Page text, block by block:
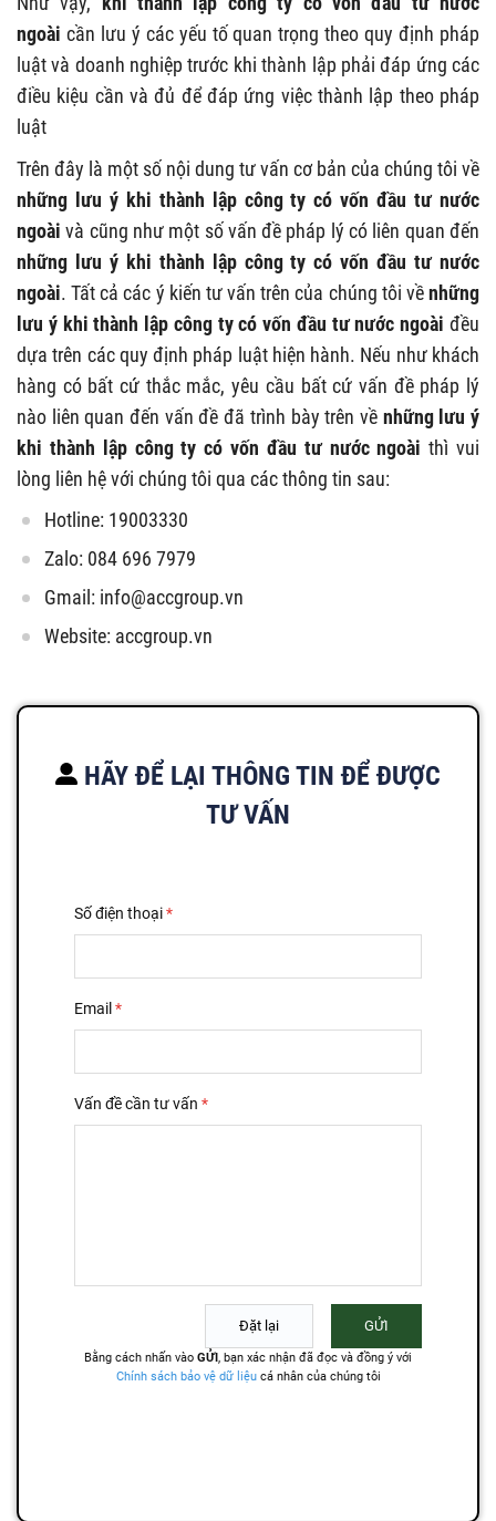
ngoài cần lưu ý các yếu tố quan trọng theo quy định pháp
luật và doanh nghiệp trước khi thành lập phải đáp ứng các
điều kiệu cần và đủ để đáp ứng việc thành lập theo pháp
luật
Trên đây là một số nội dung tư vấn cơ bản của chúng tôi về
những lưu ý khi thành lập công ty có vốn đầu tư nước
ngoài và cũng như một số vấn đề pháp lý có liên quan đến
những lưu ý khi thành lập công ty có vốn đầu tư nước
ngoài. Tất cả các ý kiến tư vấn trên của chúng tôi vềnhững
lưu ý khi thành lập công ty có vốn đầu tư nước ngoài đều
dựa trên các quy định pháp luật hiện hành. Nếu như khách
hàng có bất cứ thắc mắc, yêu cầu bất cứ vấn đề pháp lý
nào liên quan đến vấn đề đã trình bày trên về những lưu ý
khi thành lập công ty có vốn đầu tư nước ngoài thì vui
lòng liên hệ với chúng tôi qua các thông tin sau:
Hotline: 19003330
Zalo: 084 696 7979
Gmail: info@accgroup.vn
Website: accgroup.vn
HÃY ĐỂ LẠI THÔNG TIN ĐỂ ĐƯỢC
TƯ VẤN